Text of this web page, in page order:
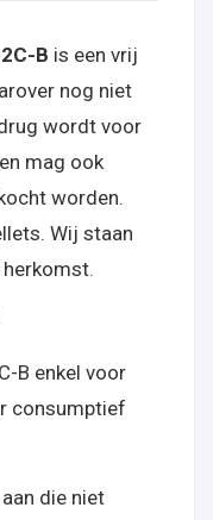
B is een vrij
nog niet
wordt voor
mag ook
worden.
Wij staan
herkomst.
B enkel voor
consumptief
die niet